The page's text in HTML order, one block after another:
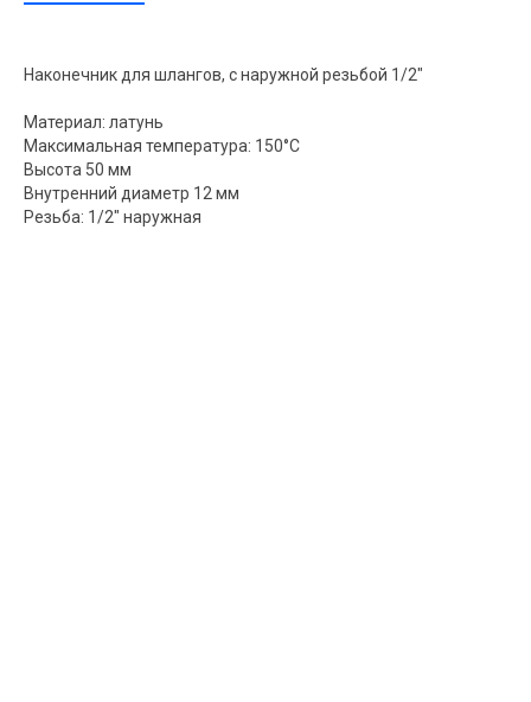
Наконечник для шлангов, с наружной резьбой 1/2"
Материал: латунь
Максимальная температура: 150°C
Высота 50 мм
Внутренний диаметр 12 мм
Резьба: 1/2" наружная